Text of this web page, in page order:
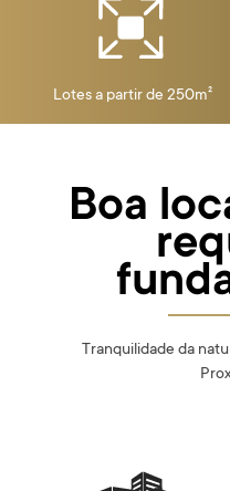
Lotes a partir de 250m²
Boa
Tranquilidade da